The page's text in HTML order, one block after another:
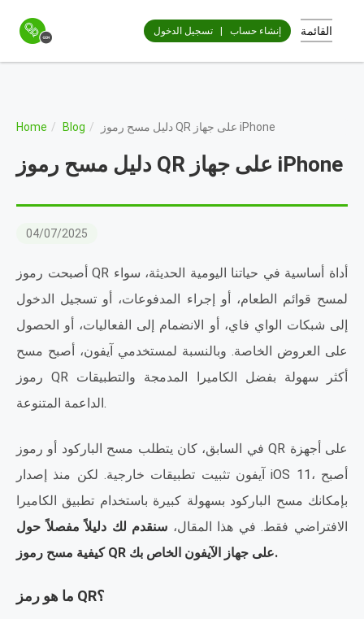
إنشاء حساب تسجيل الدخول القائمة
Home Blog دليل مسح رموز QR على جهاز iPhone
دليل مسح رموز QR على جهاز iPhone
04/07/2025
أصبحت رموز QR أداة أساسية في حياتنا اليومية الحديثة، سواء
لمسح قوائم الطعام، أو إجراء المدفوعات، أو تسجيل الدخول
إلى شبكات الواي فاي، أو الانضمام إلى الفعاليات، أو الحصول
على العروض الخاصة. وبالنسبة لمستخدمي آيفون، أصبح مسح
رموز QR أكثر سهولة بفضل الكاميرا المدمجة والتطبيقات
الداعمة المتنوعة.
في السابق، كان يتطلب مسح الباركود أو رموز QR على أجهزة
آيفون تثبيت تطبيقات خارجية. لكن منذ إصدار iOS 11، أصبح
بإمكانك مسح الباركود بسهولة كبيرة باستخدام تطبيق الكاميرا
الافتراضي فقط. في هذا المقال، سنقدم لك دليلاً مفصلاً حول
كيفية مسح رموز QR على جهاز الآيفون الخاص بك.
ما هو رمز QR؟